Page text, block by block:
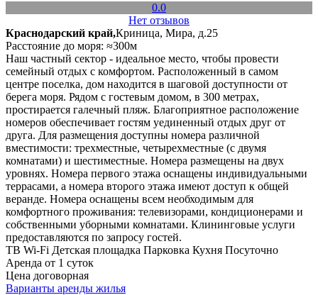
0.0
Нет отзывов
Краснодарский край,Криница, Мира, д.25
Расстояние до моря: ≈300м
Наш частный сектор - идеальное место, чтобы провести
семейный отдых с комфортом. Расположенный в самом
центре поселка, дом находится в шаговой доступности от
берега моря. Рядом с гостевым домом, в 300 метрах,
простирается галечный пляж. Благоприятное расположение
номеров обеспечивает гостям уединенный отдых друг от
друга. Для размещения доступны номера различной
вместимости: трехместные, четырехместные (с двумя
комнатами) и шестиместные. Номера размещены на двух
уровнях. Номера первого этажа оснащены индивидуальными
террасами, а номера второго этажа имеют доступ к общей
веранде. Номера оснащены всем необходимым для
комфортного проживания: телевизорами, кондиционерами и
собственными уборными комнатами. Клининговые услуги
предоставляются по запросу гостей.
ТВ Wi-Fi Детская площадка Парковка Кухня Посуточно
Аренда от 1 суток
Цена договорная
Варианты аренды жилья